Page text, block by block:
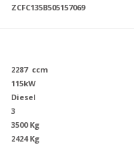
ZCFC135B505157069
2287 ccm
115kW
Diesel
3
3500 Kg
2424 Kg